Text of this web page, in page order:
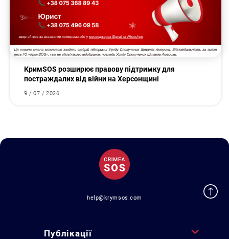
КримSOS розширює правову підтримку для
постраждалих від війни на Херсонщині
9 / 07 / 2026
help@krymsos.com
Публікації